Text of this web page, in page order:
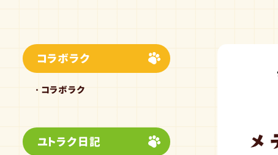
コラボラク
コラボラク
ユトラク日記